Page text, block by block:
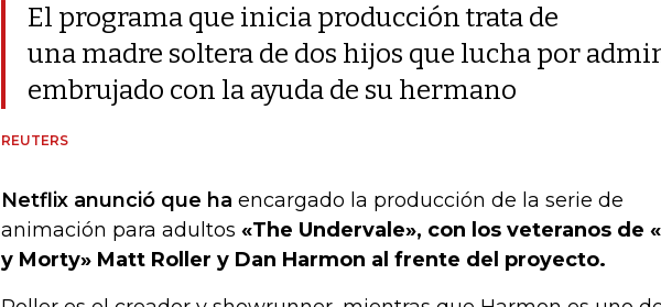
El programa que inicia producción trata de
una madre soltera de dos hijos que lucha por
embrujado con la ayuda de su hermano
REUTERS
Netflix anunció que ha encargado la producción de la serie de
animación para adultos «The Undervale», con los veteranos de
y Morty» Matt Roller y Dan Harmon al frente del proyecto.